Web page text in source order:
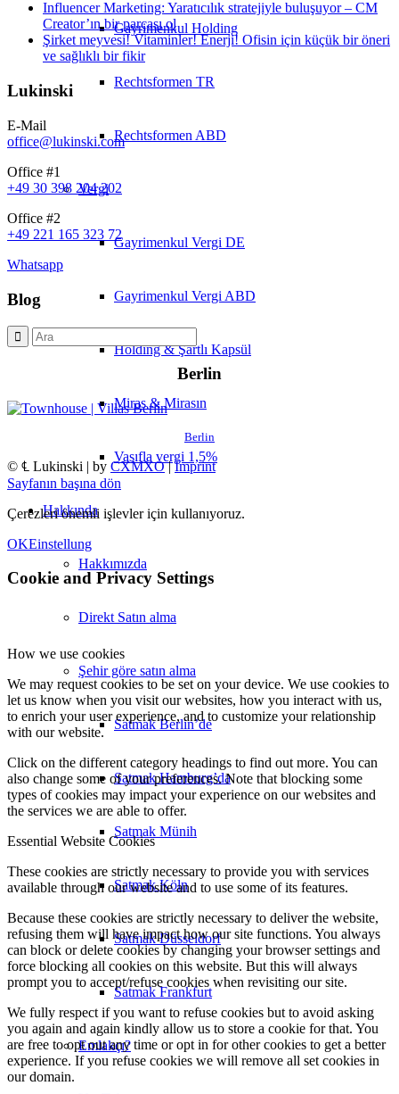
Gayrimenkul Holding
Rechtsformen TR
Rechtsformen ABD
Vergi
Gayrimenkul Vergi DE
Gayrimenkul Vergi ABD
Holding & Şartlı Kapsül
Miras & Mirasın
Vasıfla vergi 1,5%
Hakkında
Hakkımızda
Direkt Satın alma
Şehir göre satın alma
Satmak Berlin’de
Satmak Hamburg’da
Satmak Münih
Satmak Köln
Satmak Düsseldorf
Satmak Frankfurt
Emlakçı?
Influencer Marketing: Yaratıcılık stratejiyle buluşuyor – CM
Creator’ın bir parçası ol
Şirket meyvesi! Vitaminler! Enerji! Ofisin için küçük bir öneri
ve sağlıklı bir fikir
Lukinski
E-Mail
office@lukinski.com
Office #1
+49 30 398 204 202
Office #2
+49 221 165 323 72
Whatsapp
Blog
Berlin
Berlin
© ℄ Lukinski | by CXMXO|Imprint
Sayfanın başına dön
Çerezleri önemli işlevler için kullanıyoruz.
OKEinstellung
Cookie and Privacy Settings
How we use cookies
We may request cookies to be set on your device. We use cookies to
let us know when you visit our websites, how you interact with us,
to enrich your user experience, and to customize your relationship
with our website.
Click on the different category headings to find out more. You can
also change some of your preferences. Note that blocking some
types of cookies may impact your experience on our websites and
the services we are able to offer.
Essential Website Cookies
These cookies are strictly necessary to provide you with services
available through our website and to use some of its features.
Because these cookies are strictly necessary to deliver the website,
refusing them will have impact how our site functions. You always
can block or delete cookies by changing your browser settings and
force blocking all cookies on this website. But this will always
prompt you to accept/refuse cookies when revisiting our site.
We fully respect if you want to refuse cookies but to avoid asking
you again and again kindly allow us to store a cookie for that. You
are free to opt out any time or opt in for other cookies to get a better
experience. If you refuse cookies we will remove all set cookies in
our domain.